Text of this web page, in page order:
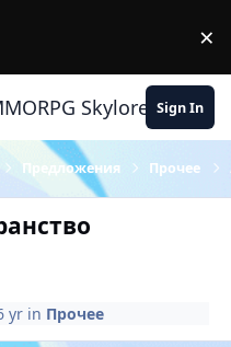
×
Skylore Sign In
Предложения Прочее
yr in Прочее